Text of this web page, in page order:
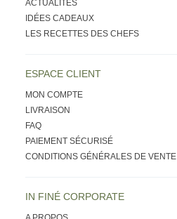
ACTUALITÉS
IDÉES CADEAUX
LES RECETTES DES CHEFS
ESPACE CLIENT
MON COMPTE
LIVRAISON
FAQ
PAIEMENT SÉCURISÉ
CONDITIONS GÉNÉRALES DE VENTE
IN FINÉ CORPORATE